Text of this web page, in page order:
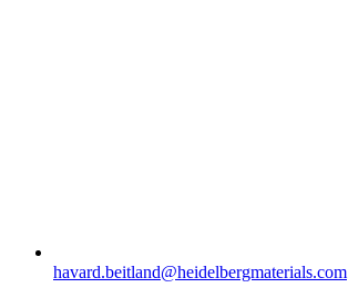
havard.beitland​@heidelbergmaterials.com